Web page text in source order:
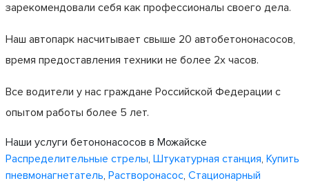
зарекомендовали себя как профессионалы своего дела.
Наш автопарк насчитывает свыше 20 автобетононасосов,
время предоставления техники не более 2х часов.
Все водители у нас граждане Российской Федерации с
опытом работы более 5 лет.
Наши услуги бетононасосов в Можайске
Распределительные стрелы, Штукатурная станция, Купить
пневмонагнетатель, Растворонасос, Стационарный